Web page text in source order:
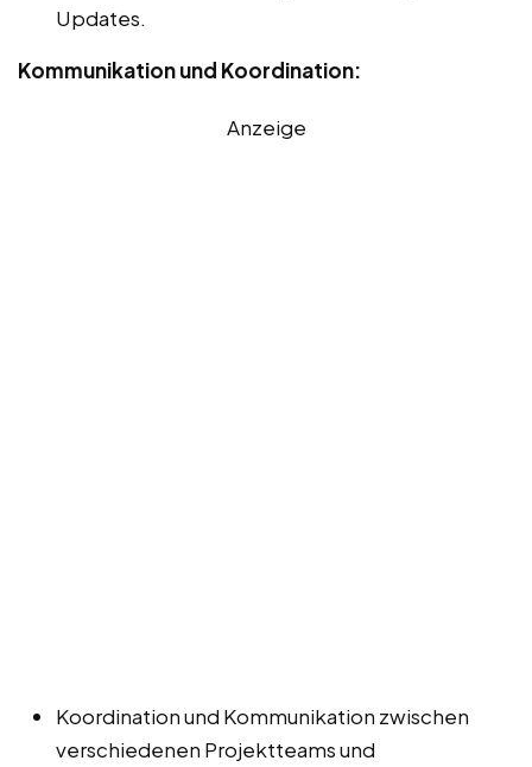
Updates.
Kommunikation und Koordination:
Anzeige
Koordination und Kommunikation zwischen
verschiedenen Projektteams und